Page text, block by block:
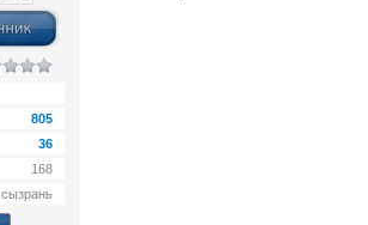
805
36
168
сызрань